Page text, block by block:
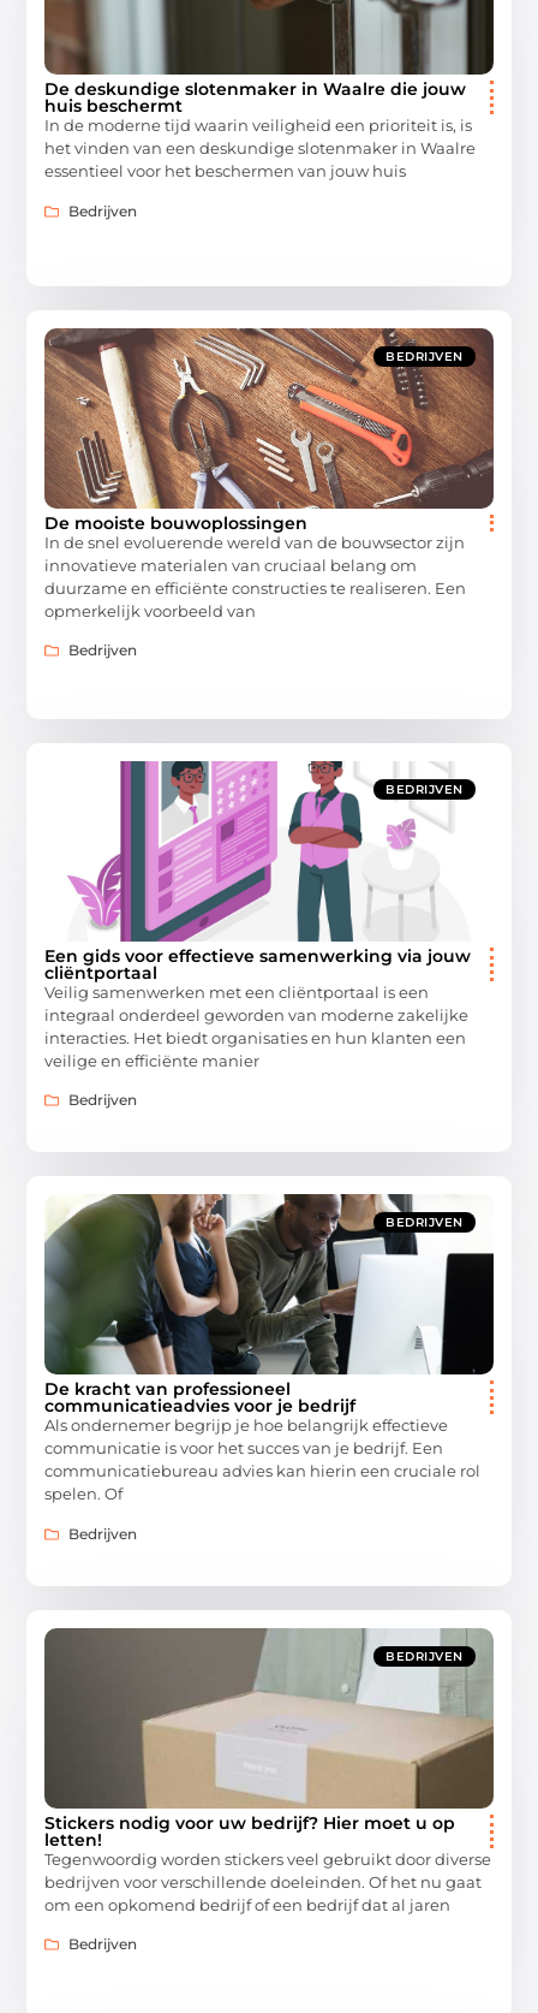
De deskundige slotenmaker in Waalre die jouw
huis beschermt
In de moderne tijd waarin veiligheid een prioriteit is, is
het vinden van een deskundige slotenmaker in Waalre
essentieel voor het beschermen van jouw huis
Bedrijven
BEDRIJVEN
De mooiste bouwoplossingen
In de snel evoluerende wereld van de bouwsector zijn
innovatieve materialen van cruciaal belang om
duurzame en efficiënte constructies te realiseren. Een
opmerkelijk voorbeeld van
Bedrijven
BEDRIJVEN
Een gids voor effectieve samenwerking via jouw
cliëntportaal
Veilig samenwerken met een cliëntportaal is een
integraal onderdeel geworden van moderne zakelijke
interacties. Het biedt organisaties en hun klanten een
veilige en efficiënte manier
Bedrijven
BEDRIJVEN
De kracht van professioneel
communicatieadvies voor je bedrijf
Als ondernemer begrijp je hoe belangrijk effectieve
communicatie is voor het succes van je bedrijf. Een
communicatiebureau advies kan hierin een cruciale rol
spelen. Of
Bedrijven
BEDRIJVEN
Stickers nodig voor uw bedrijf? Hier moet u op
letten!
Tegenwoordig worden stickers veel gebruikt door diverse
bedrijven voor verschillende doeleinden. Of het nu gaat
om een opkomend bedrijf of een bedrijf dat al jaren
Bedrijven